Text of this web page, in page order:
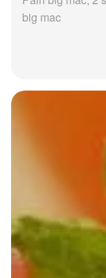
big mac